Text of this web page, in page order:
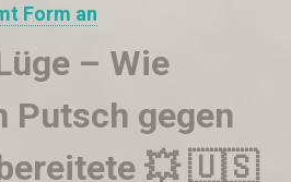
Form an
– Wie
Putsch gegen
💥 🇺🇸